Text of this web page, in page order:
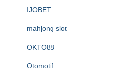
IJOBET
mahjong slot
OKTO88
Otomotif